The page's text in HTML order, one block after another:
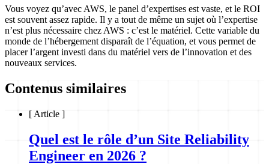
Vous voyez qu’avec AWS, le panel d’expertises est vaste, et le ROI
est souvent assez rapide. Il y a tout de même un sujet où l’expertise
n’est plus nécessaire chez AWS : c’est le matériel. Cette variable du
monde de l’hébergement disparaît de l’équation, et vous permet de
placer l’argent investi dans du matériel vers de l’innovation et des
nouveaux services.
Contenus similaires
[ Article ]
Quel est le rôle d’un Site Reliability
Engineer en 2026 ?